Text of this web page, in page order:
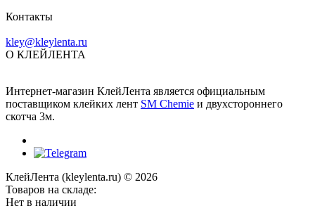
Контакты
kley@kleylenta.ru
О КЛЕЙЛЕНТА
Интернет-магазин КлейЛента является официальным
поставщиком клейких лент SM Chemie и двухстороннего
скотча 3м.
КлейЛента (kleylenta.ru) © 2026
Товаров на складе:
Нет в наличии